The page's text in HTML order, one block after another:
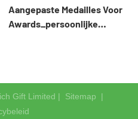
Aangepaste Medailles Voor
Awards_persoonlijke
Gift Limited | Sitemap
|